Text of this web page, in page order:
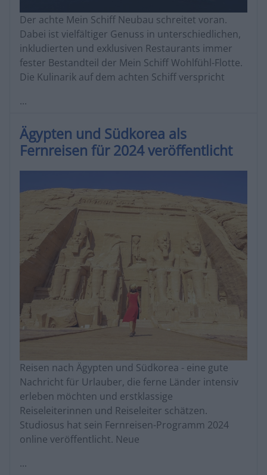
Der achte Mein Schiff Neubau schreitet voran.
Dabei ist vielfältiger Genuss in unterschiedlichen,
inkludierten und exklusiven Restaurants immer
fester Bestandteil der Mein Schiff Wohlfühl-Flotte.
Die Kulinarik auf dem achten Schiff verspricht
...
Ägypten und Südkorea als
Fernreisen für 2024 veröffentlicht
Reisen nach Ägypten und Südkorea - eine gute
Nachricht für Urlauber, die ferne Länder intensiv
erleben möchten und erstklassige
Reiseleiterinnen und Reiseleiter schätzen.
Studiosus hat sein Fernreisen-Programm 2024
online veröffentlicht. Neue
...